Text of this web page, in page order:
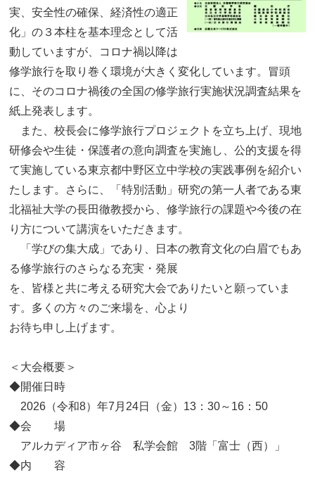
実、安全性の確保、経済性の適正
化」の３本柱を基本理念として活
動していますが、コロナ禍以降は
修学旅行を取り巻く環境が大きく変化しています。冒頭
に、そのコロナ禍後の全国の修学旅行実施状況調査結果を
紙上発表します。
また、校長会に修学旅行プロジェクトを立ち上げ、現地
研修会や生徒・保護者の意向調査を実施し、公的支援を得
て実施している東京都中野区立中学校の実践事例を紹介い
たします。さらに、「特別活動」研究の第一人者である東
北福祉大学の長田徹教授から、修学旅行の課題や今後の在
り方について講演をいただきます。
「学びの集大成」であり、日本の教育文化の白眉でもあ
る修学旅行のさらなる充実・発展
を、皆様と共に考える研究大会でありたいと願っていま
す。多くの方々のご来場を、心より
お待ち申し上げます。
＜大会概要＞
◆開催日時
2026（令和8）年7月24日（金）13：30～16：50
◆会 場
アルカディア市ヶ谷 私学会館 3階「富士（西）」
◆内 容